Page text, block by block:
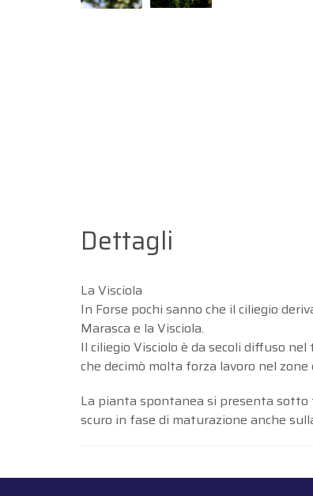
Dettagli
La Visciola
In Forse pochi sanno che il ciliegio
Marasca e la Visciola.
Il ciliegio Visciolo è da secoli diffuso
che decimò molta forza lavoro nel
La pianta spontanea si presenta sotto
scuro in fase di maturazione anche